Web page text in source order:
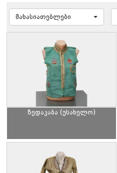
მახასიათებლები
ზედაკაბა (უსახელო)